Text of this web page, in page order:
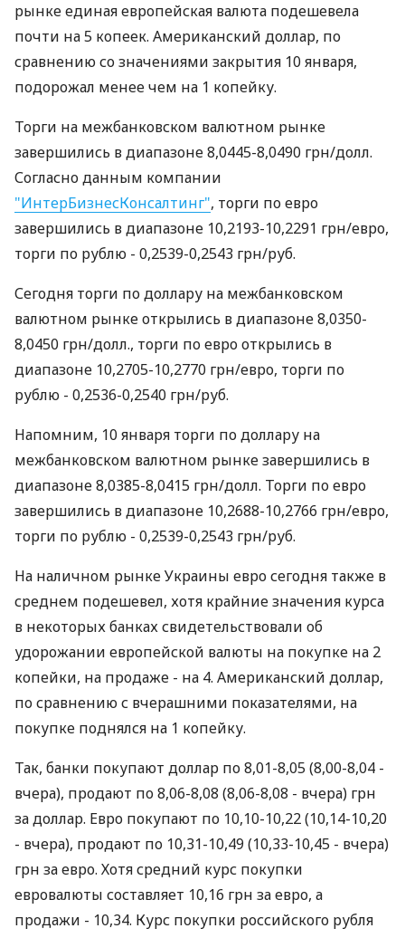
рынке единая европейская валюта подешевела
почти на 5 копеек. Американский доллар, по
сравнению со значениями закрытия 10 января,
подорожал менее чем на 1 копейку.
Торги на межбанковском валютном рынке
завершились в диапазоне 8,0445-8,0490 грн/долл.
Согласно данным компании
"ИнтерБизнесКонсалтинг", торги по евро
завершились в диапазоне 10,2193-10,2291 грн/евро,
торги по рублю - 0,2539-0,2543 грн/руб.
Сегодня торги по доллару на межбанковском
валютном рынке открылись в диапазоне 8,0350-
8,0450 грн/долл., торги по евро открылись в
диапазоне 10,2705-10,2770 грн/евро, торги по
рублю - 0,2536-0,2540 грн/руб.
Напомним, 10 января торги по доллару на
межбанковском валютном рынке завершились в
диапазоне 8,0385-8,0415 грн/долл. Торги по евро
завершились в диапазоне 10,2688-10,2766 грн/евро,
торги по рублю - 0,2539-0,2543 грн/руб.
На наличном рынке Украины евро сегодня также в
среднем подешевел, хотя крайние значения курса
в некоторых банках свидетельствовали об
удорожании европейской валюты на покупке на 2
копейки, на продаже - на 4. Американский доллар,
по сравнению с вчерашними показателями, на
покупке поднялся на 1 копейку.
Так, банки покупают доллар по 8,01-8,05 (8,00-8,04 -
вчера), продают по 8,06-8,08 (8,06-8,08 - вчера) грн
за доллар. Евро покупают по 10,10-10,22 (10,14-10,20
- вчера), продают по 10,31-10,49 (10,33-10,45 - вчера)
грн за евро. Хотя средний курс покупки
евровалюты составляет 10,16 грн за евро, а
продажи - 10,34. Курс покупки российского рубля